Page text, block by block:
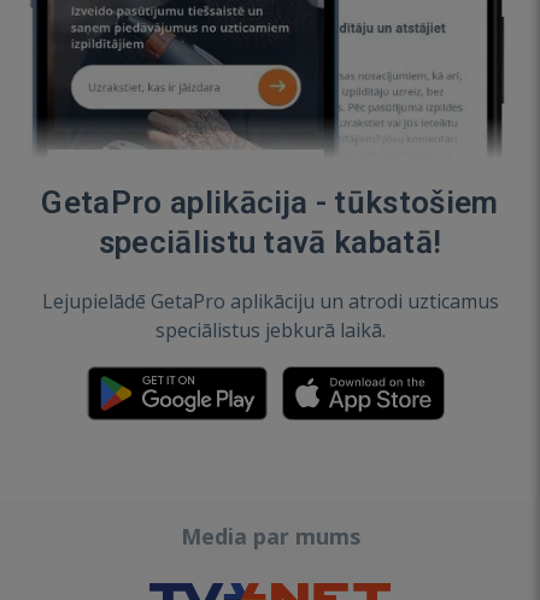
GetaPro aplikācija - tūkstošiem
speciālistu tavā kabatā!
Lejupielādē GetaPro aplikāciju un atrodi uzticamus
speciālistus jebkurā laikā.
Media par mums